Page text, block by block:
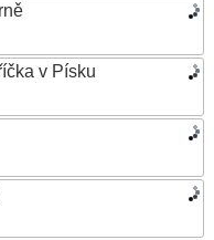
v Písku